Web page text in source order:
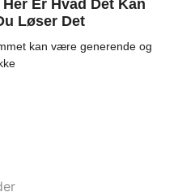
Er Hvad Det Kan
Løser Det
kan være generende og